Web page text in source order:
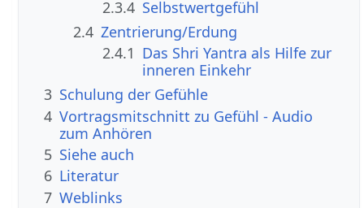
2.3.4 Selbstwertgefühl
2.4 Zentrierung/Erdung
2.4.1 Das Shri Yantra als Hilfe zur
inneren Einkehr
3 Schulung der Gefühle
4 Vortragsmitschnitt zu Gefühl - Audio
zum Anhören
5 Siehe auch
6 Literatur
7 Weblinks